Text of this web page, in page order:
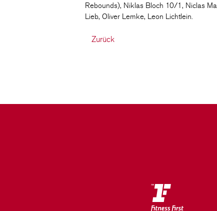
Rebounds), Niklas Bloch 10/1, Niclas
Lieb, Oliver Lemke, Leon Lichtlein.
Zurück